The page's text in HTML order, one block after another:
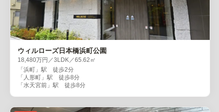
ウィルローズ日本橋浜町公園
18,480万円／3LDK／65.62㎡
「浜町」駅 徒歩2分
「人形町」駅 徒歩8分
「水天宮前」駅 徒歩8分